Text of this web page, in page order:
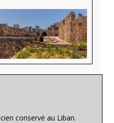
conservé au Liban.